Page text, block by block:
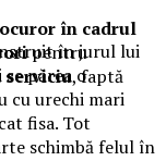
în cadrul
pentru
, faptă
în jurul lui
părea o
cu urechi mari
fisa. Tot
schimbă felul în